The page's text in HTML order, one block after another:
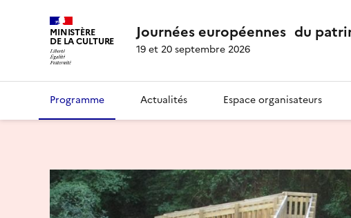
MINISTÈRE
DE LA CULTURE Journées européennes du
19 et 20 septembre 2026
Programme Actualités Espace organisateurs